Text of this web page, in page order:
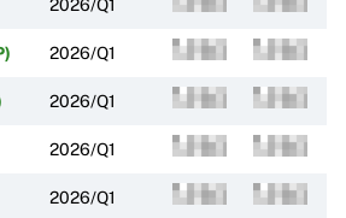
2026/Q1
2026/Q1
2026/Q1
2026/Q1
2026/Q1